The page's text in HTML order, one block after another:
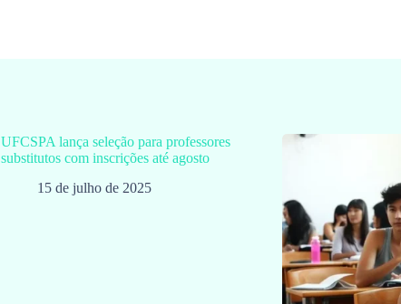
UFCSPA lança seleção para professores
substitutos com inscrições até agosto
15 de julho de 2025